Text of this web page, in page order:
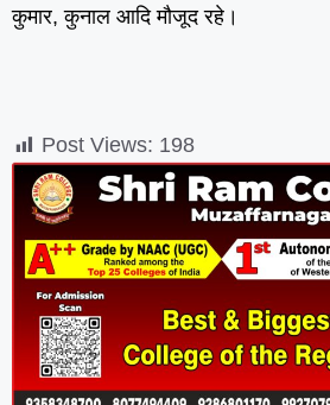
कुमार, कुनाल आदि मौजूद रहे।
Post Views: 198